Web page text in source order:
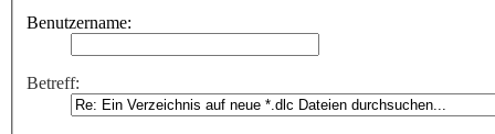
Benutzername:
Betreff: